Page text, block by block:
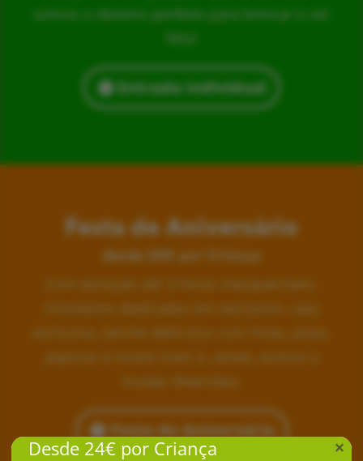
somos o destino perfeito para brincar e ser
Entrada Individual
Festa de Aniversário
desde 24€ por Criança
Festa de Aniversário
Desde 24€ por Criança ×